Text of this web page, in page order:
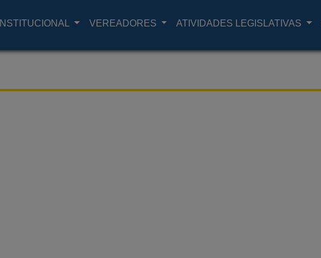
INSTITUCIONAL VEREADORES ATIVIDADES LEGISLATIVAS